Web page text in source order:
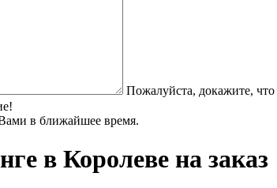
Пожалуйста, докажите,
в ближайшее время.
в Королеве на заказ